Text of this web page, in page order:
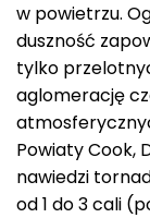
w powietrzu.
duszność
tylko
aglomerację
Powiaty Cook,
nawiedzi
od 1 do 3 cali